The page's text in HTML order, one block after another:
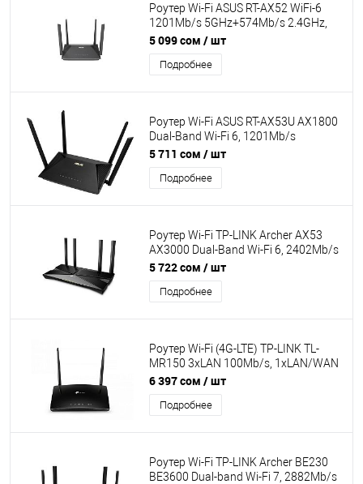
Роутер Wi-Fi ASUS RT-AX52 WiFi-6
1201Mb/s 5GHz+574Mb/s 2.4GHz,
3xLAN 1Gb/s, 4 антенны,
OFDMA,AiMesh
5 099 сом / шт
Подробнее
Роутер Wi-Fi ASUS RT-AX53U AX1800
Dual-Band Wi-Fi 6, 1201Mb/s
5GHz+574Mb/s 2.4GHz, 3xLAN
1Gb/s, 4 антенны, USB 2.0, MU-MIMO,
AiProtection, OFDMA
5 711 сом / шт
Подробнее
Роутер Wi-Fi TP-LINK Archer AX53
AX3000 Dual-Band Wi-Fi 6, 2402Mb/s
5GHz+574Mb/s 2.4GHz, 4xLAN
1Gb/s, 4 антенны, IPTV, MU-MIMO,
Tether App
5 722 сом / шт
Подробнее
Роутер Wi-Fi (4G-LTE) TP-LINK TL-
MR150 3xLAN 100Mb/s, 1xLAN/WAN
100Mb/s, 2,4GHz/300Mb.s, 2
antennas
6 397 сом / шт
Подробнее
Роутер Wi-Fi TP-LINK Archer BE230
BE3600 Dual-band Wi-Fi 7, 2882Mb/s